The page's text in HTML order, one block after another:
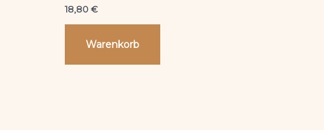
18,80 €
Warenkorb